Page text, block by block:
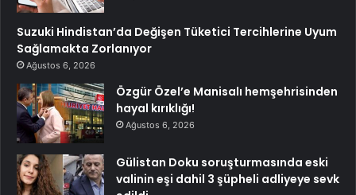
Suzuki Hindistan’da Değişen Tüketici Tercihlerine Uyum
Sağlamakta Zorlanıyor
Ağustos 6, 2026
Özgür Özel’e Manisalı hemşehrisinden
hayal kırıklığı!
Ağustos 6, 2026
Gülistan Doku soruşturmasında eski
valinin eşi dahil 3 şüpheli adliyeye sevk